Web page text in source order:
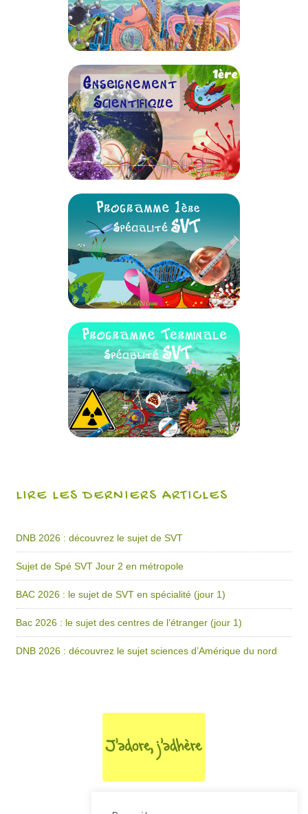
LIRE LES DERNIERS ARTICLES
DNB 2026 : découvrez le sujet de SVT
Sujet de Spé SVT Jour 2 en métropole
BAC 2026 : le sujet de SVT en spécialité (jour 1)
Bac 2026 : le sujet des centres de l’étranger (jour 1)
DNB 2026 : découvrez le sujet sciences d’Amérique du nord